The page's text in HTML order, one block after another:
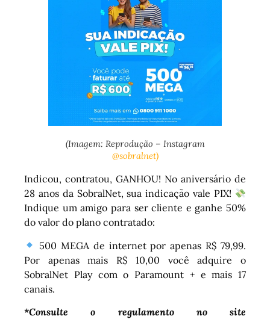
(Imagem: Reprodução – Instagram
@sobralnet)
Indicou, contratou, GANHOU! No aniversário de
28 anos da SobralNet, sua indicação vale PIX!
Indique um amigo para ser cliente e ganhe 50%
do valor do plano contratado:
500 MEGA de internet por apenas R$ 79,99.
Por apenas mais R$ 10,00 você adquire o
SobralNet Play com o Paramount + e mais 17
canais.
*Consulte o regulamento no site